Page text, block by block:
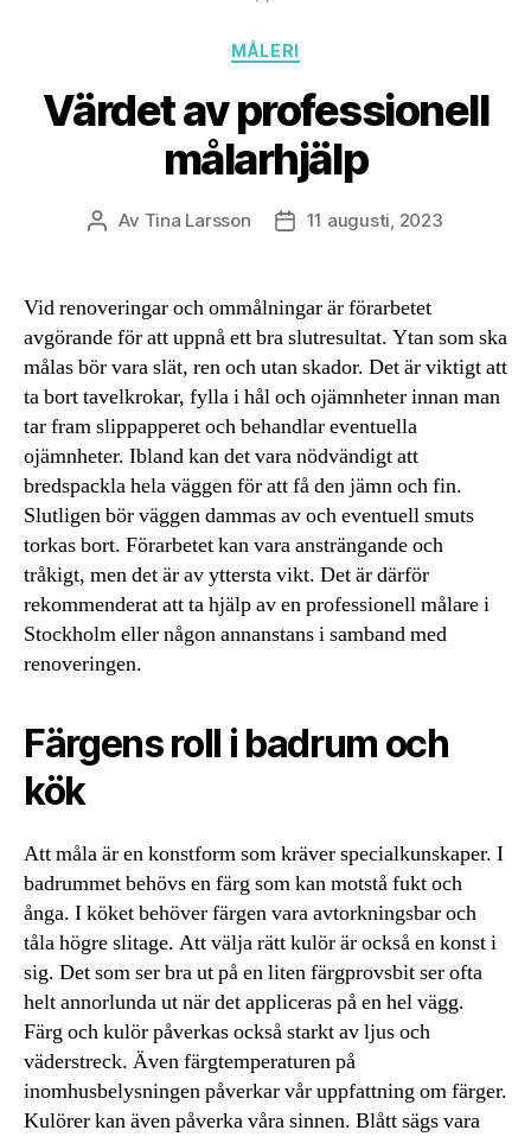
Kategorier
MÅLERI
Värdet av professionell
målarhjälp
Inläggsförfattare
Av Tina Larsson Inläggsdatum
11 augusti, 2023
Vid renoveringar och ommålningar är förarbetet
avgörande för att uppnå ett bra slutresultat. Ytan som ska
målas bör vara slät, ren och utan skador. Det är viktigt att
ta bort tavelkrokar, fylla i hål och ojämnheter innan man
tar fram slippapperet och behandlar eventuella
ojämnheter. Ibland kan det vara nödvändigt att
bredspackla hela väggen för att få den jämn och fin.
Slutligen bör väggen dammas av och eventuell smuts
torkas bort. Förarbetet kan vara ansträngande och
tråkigt, men det är av yttersta vikt. Det är därför
rekommenderat att ta hjälp av en professionell målare i
Stockholm eller någon annanstans i samband med
renoveringen.
Färgens roll i badrum och
kök
Att måla är en konstform som kräver specialkunskaper. I
badrummet behövs en färg som kan motstå fukt och
ånga. I köket behöver färgen vara avtorkningsbar och
tåla högre slitage. Att välja rätt kulör är också en konst i
sig. Det som ser bra ut på en liten färgprovsbit ser ofta
helt annorlunda ut när det appliceras på en hel vägg.
Färg och kulör påverkas också starkt av ljus och
väderstreck. Även färgtemperaturen på
inomhusbelysningen påverkar vår uppfattning om färger.
Kulörer kan även påverka våra sinnen. Blått sägs vara